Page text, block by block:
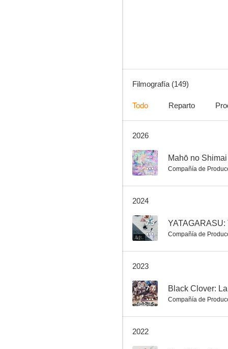
8.1
Filmografía (149)
Todo Reparto
2026
-- Mahō no
Compañía de
2024
7.5
Compañía de
2023
7.7 Black Clover:
Compañía de
2022